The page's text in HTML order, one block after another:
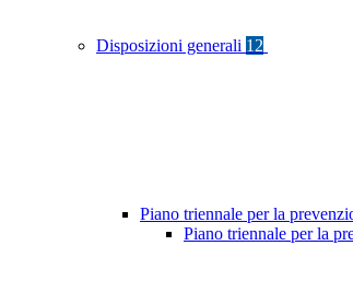
Disposizioni generali 12
Piano triennale per la
Piano triennale per la